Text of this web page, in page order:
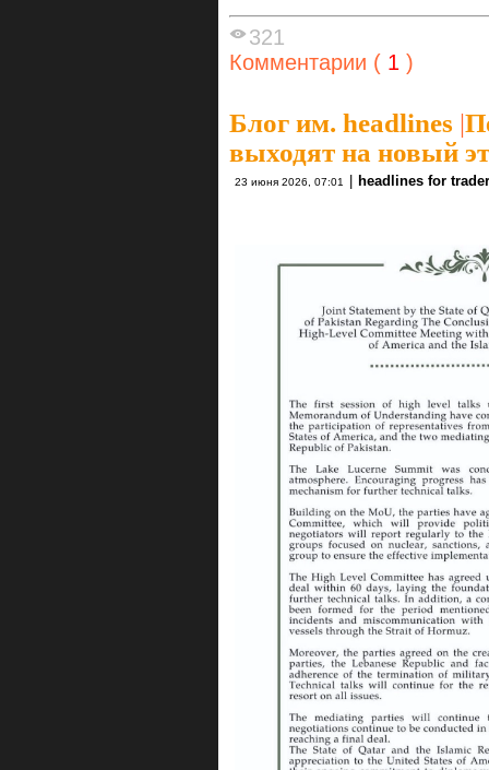
321
Комментарии ( 1 )
Блог им. headlines |
выходят на новый
23 июня 2026, 07:01 headlines for